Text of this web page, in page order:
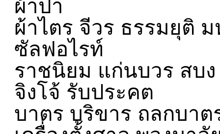
ผ้าป่า
ผ้าไตร จีวร ธรรมยุติ
ซัลฟอไรท์
ราชนิยม แก่นบวร สบ
จิงโจ้ รับประคต
บาตร บริขาร ถลกบาต